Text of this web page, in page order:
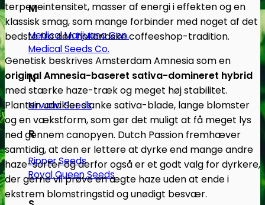
M
Medical Marijuana Gen.
Medical Seeds Co.
N
Nirvana Seeds
R
Ripper Seeds
Royal Queen Seeds
terpeneintensitet, masser af energi i effekten og en
klassisk smag, som mange forbinder med noget af det
bedste fra den hollandske coffeeshop-tradition.
Genetisk beskrives Amsterdam Amnesia som en
original Amnesia-baseret sativa-domineret hybrid
med stærke haze-træk og meget høj stabilitet.
Planten udvikler slanke sativa-blade, lange blomster
og en vækstform, som gør det muligt at få meget lys
ned gennem canopyen. Dutch Passion fremhæver
samtidig, at den er lettere at dyrke end mange andre
haze-sorter og derfor også er et godt valg for dyrkere,
der gerne vil prøve en ægte haze uden at ende i
ekstrem blomstringstid og unødigt besvær.